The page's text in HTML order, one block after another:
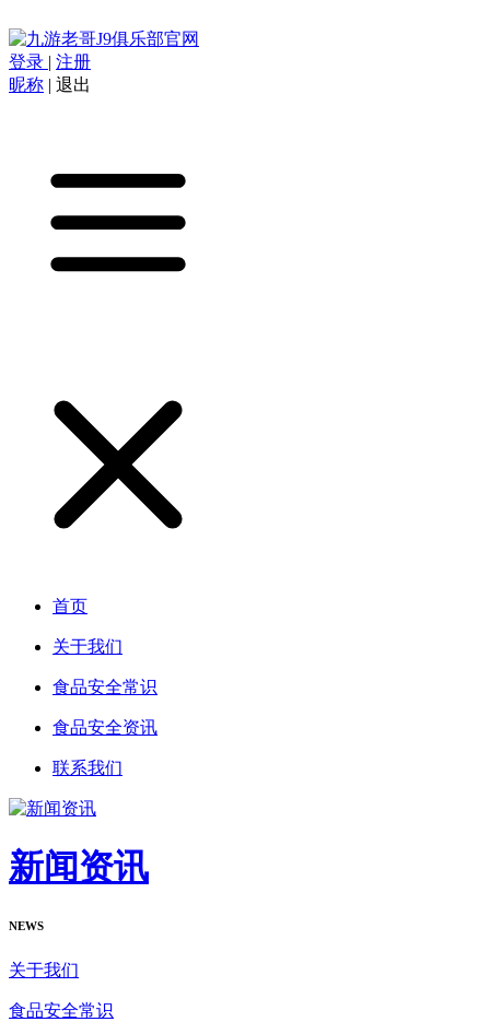
登录 | 注册
昵称 | 退出
首页
关于我们
食品安全常识
食品安全资讯
联系我们
新闻资讯
NEWS
关于我们
食品安全常识